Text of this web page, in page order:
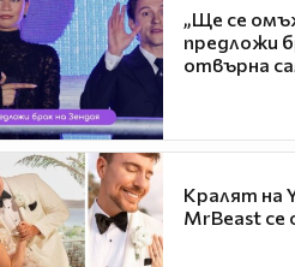
„Ще се
предложи
отвърна
Кралят на
MrBeast се